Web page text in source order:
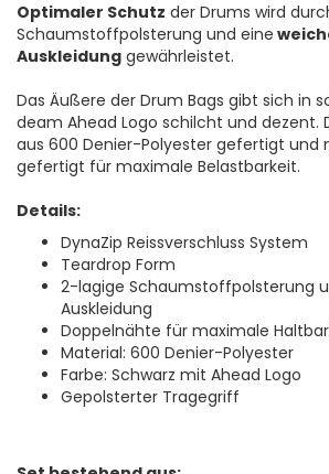
Optimaler Schutz der Drums wird
Schaumstoffpolsterung und eine
Auskleidung gewährleistet.
Das Äußere der Drum Bags gibt sich in
deam Ahead Logo schilcht und dezent.
aus 600 Denier-Polyester gefertigt und
gefertigt für maximale Belastbarkeit.
Details:
DynaZip Reissverschluss System
Teardrop Form
2-lagige Schaumstoffpolsterung
Auskleidung
Doppelnähte für maximale
Material: 600 Denier-Polyester
Farbe: Schwarz mit Ahead Logo
Gepolsterter Tragegriff